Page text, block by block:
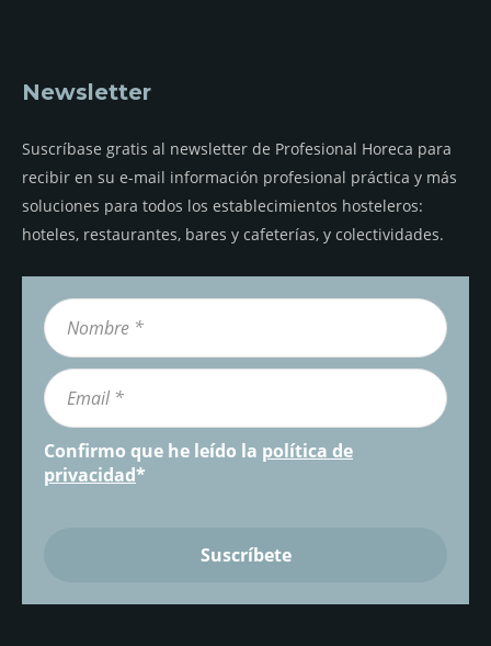
Newsletter
Suscríbase gratis al newsletter de Profesional Horeca para
recibir en su e-mail información profesional práctica y más
soluciones para todos los establecimientos hosteleros:
hoteles, restaurantes, bares y cafeterías, y colectividades.
Confirmo que he leído la política de
privacidad*